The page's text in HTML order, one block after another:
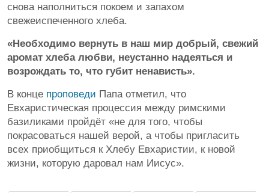
снова наполниться покоем и запахом
свежеиспеченного хлеба.
«Необходимо вернуть в наш мир добрый, свежий
аромат хлеба любви, неустанно надеяться и
возрождать то, что губит ненависть».
В конце проповеди Папа отметил, что
Евхаристическая процессия между римскими
базиликами пройдёт «не для того, чтобы
покрасоваться нашей верой, а чтобы пригласить
всех приобщиться к Хлебу Евхаристии, к новой
жизни, которую даровал нам Иисус».